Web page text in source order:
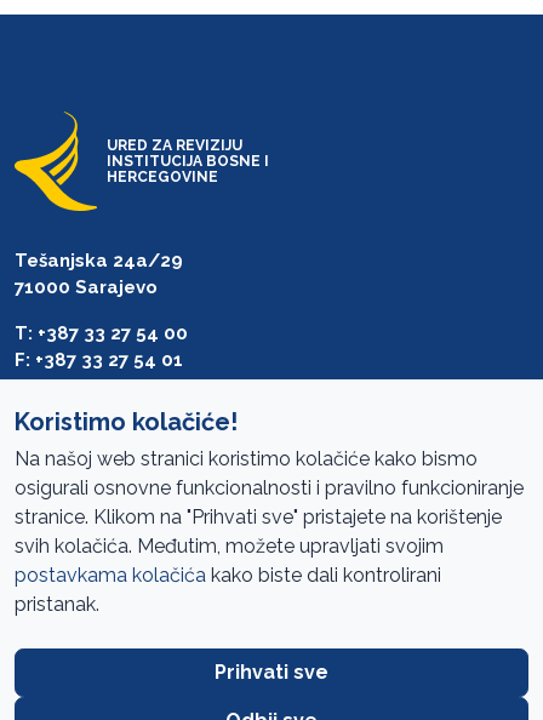
URED ZA REVIZIJU
INSTITUCIJA BOSNE I
HERCEGOVINE
Tešanjska 24a/29
71000 Sarajevo
T: +387 33 27 54 00
F: +387 33 27 54 01
Pristup informacijama
Mapa sajta
Oglasi
Koristimo kolačiće!
Na našoj web stranici koristimo kolačiće kako bismo
osigurali osnovne funkcionalnosti i pravilno funkcioniranje
stranice. Klikom na "Prihvati sve" pristajete na korištenje
svih kolačića. Međutim, možete upravljati svojim
postavkama kolačića kako biste dali kontrolirani
pristanak.
Prihvati sve